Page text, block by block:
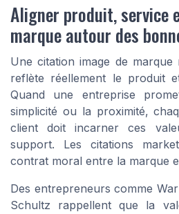
Aligner produit, service
marque autour des
Une citation image de marque
reflète réellement le produit
Quand une entreprise
simplicité ou la proximité,
client doit incarner ces
support. Les citations
contrat moral entre la marque
Des entrepreneurs comme
Schultz rappellent que la